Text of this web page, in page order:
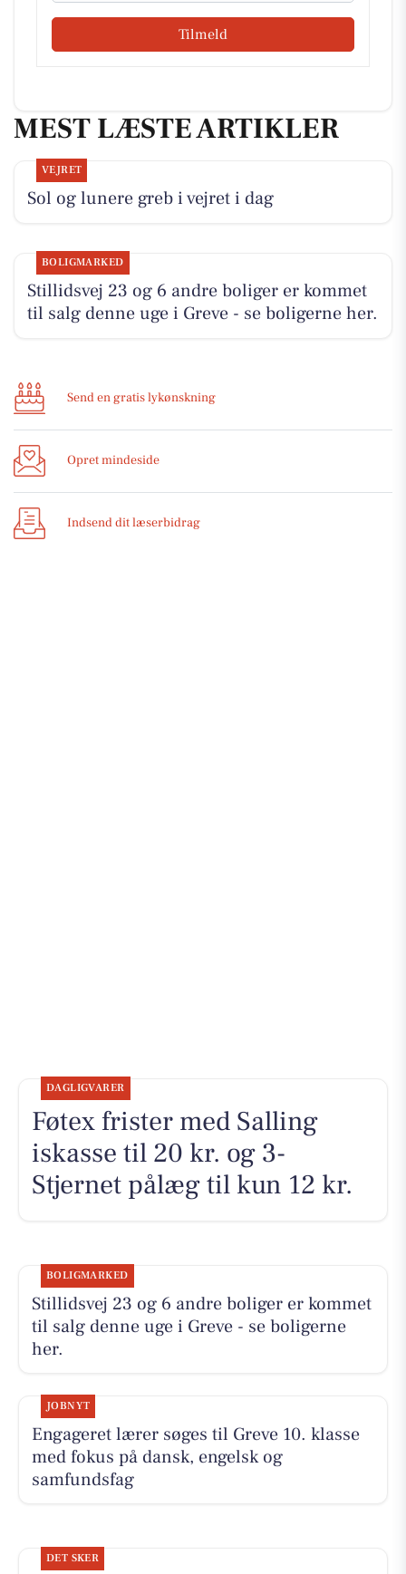
Tilmeld
MEST LÆSTE ARTIKLER
VEJRET
Sol og lunere greb i vejret i dag
BOLIGMARKED
Stillidsvej 23 og 6 andre boliger er kommet
til salg denne uge i Greve - se boligerne her.
Send en gratis lykønskning
Opret mindeside
Indsend dit læserbidrag
DAGLIGVARER
Føtex frister med Salling
iskasse til 20 kr. og 3-
Stjernet pålæg til kun 12 kr.
BOLIGMARKED
Stillidsvej 23 og 6 andre boliger er kommet
til salg denne uge i Greve - se boligerne
her.
JOBNYT
Engageret lærer søges til Greve 10. klasse
med fokus på dansk, engelsk og
samfundsfag
DET SKER